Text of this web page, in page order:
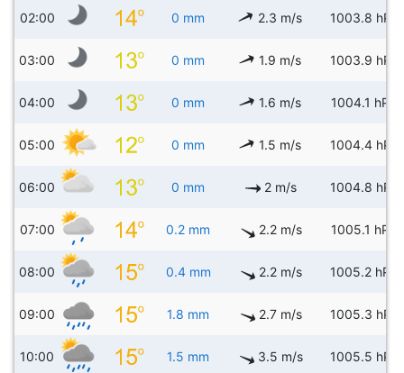
02:00 0 mm 2.3 m/s 1003.8 hPa
03:00 0 mm 1.9 m/s 1003.9 hPa
04:00 0 mm 1.6 m/s 1004.1 hPa
05:00 0 mm 1.5 m/s 1004.4 hPa
06:00 0 mm 2 m/s 1004.8 hPa
07:00 0.2 mm 2.2 m/s 1005.1 hPa
08:00 0.4 mm 2.2 m/s 1005.2 hPa
09:00 1.8 mm 2.7 m/s 1005.3 hPa
10:00 1.5 mm 3.5 m/s 1005.5 hPa